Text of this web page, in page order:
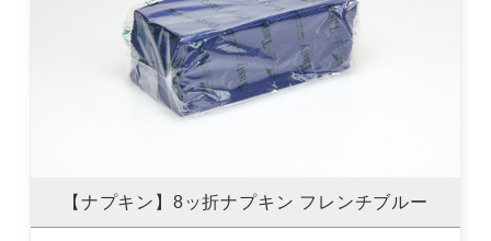
【ナプキン】8ッ折ナプキン フレンチブルー